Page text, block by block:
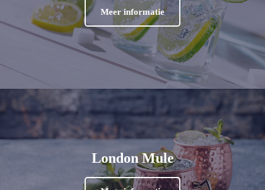
Meer informatie
London Mule